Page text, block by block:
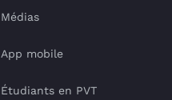
Médias
App mobile
Étudiants en PVT